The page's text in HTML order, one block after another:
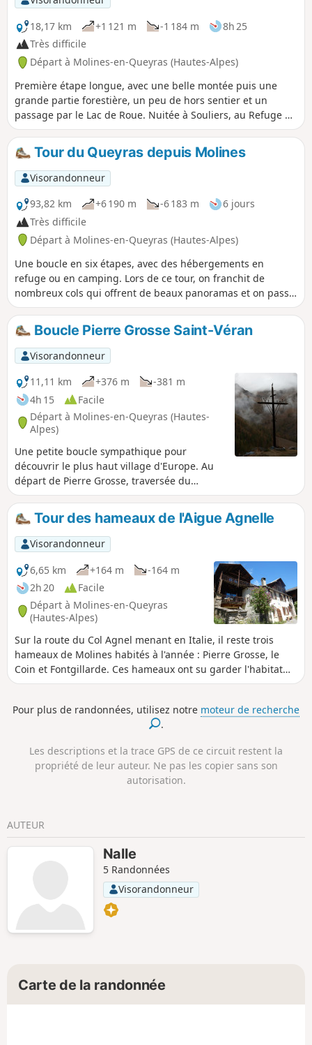
18,17 km
+1 121 m -1 184 m
8h 25
Très difficile
Départ à Molines-en-Queyras (Hautes-Alpes)
Première étape longue, avec une belle montée puis une
grande partie forestière, un peu de hors sentier et un
passage par le Lac de Roue. Nuitée à Souliers, au Refuge de
Rochebrune.
Tour du Queyras depuis Molines
Visorandonneur
93,82 km
+6 190 m -6 183 m
6 jours
Très difficile
Départ à Molines-en-Queyras (Hautes-Alpes)
Une boucle en six étapes, avec des hébergements en
refuge ou en camping. Lors de ce tour, on franchit de
nombreux cols qui offrent de beaux panoramas et on passe
au bord de jolis lacs.
Boucle Pierre Grosse Saint-Véran
Visorandonneur
11,11 km
+376 m
-381 m
4h 15
Facile
Départ à Molines-en-Queyras (Hautes-
Alpes)
Une petite boucle sympathique pour
découvrir le plus haut village d'Europe. Au
départ de Pierre Grosse, traversée du
hameau de La Chalp. Pas de grande
difficulté. Vues magnifiques sur les sommets
du Queyras.
Tour des hameaux de l'Aigue Agnelle
Visorandonneur
6,65 km
+164 m
-164 m
2h 20
Facile
Départ à Molines-en-Queyras
(Hautes-Alpes)
Sur la route du Col Agnel menant en Italie, il reste trois
hameaux de Molines habités à l'année : Pierre Grosse, le
Coin et Fontgillarde. Ces hameaux ont su garder l'habitat
traditionnel (pierre, bois, cadrans solaires) ainsi que de
des temples et des églises. En hiver, voir : Infos pratiques.
Pour plus de randonnées, utilisez notre moteur de recherche
.
Les descriptions et la trace GPS de ce circuit restent la
propriété de leur auteur. Ne pas les copier sans son
autorisation.
AUTEUR
Nalle
5 Randonnées
Visorandonneur
Carte de la randonnée